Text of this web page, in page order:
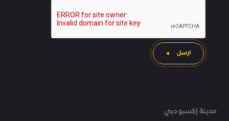
مدينة إكسبو دبي
ارسل